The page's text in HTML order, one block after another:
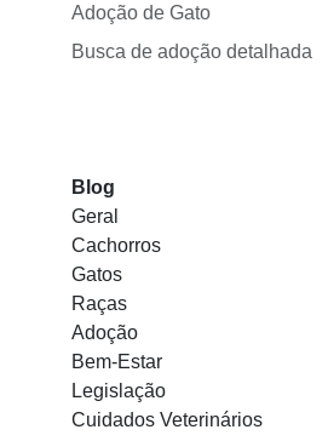
Adoção de Gato
Busca de adoção detalhada
Blog
Geral
Cachorros
Gatos
Raças
Adoção
Bem-Estar
Legislação
Cuidados Veterinários